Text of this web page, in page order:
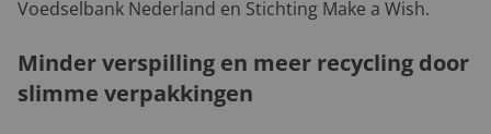
Voedselbank Nederland en Stichting Make a Wish.
Minder verspilling en meer recycling door
slimme verpakkingen